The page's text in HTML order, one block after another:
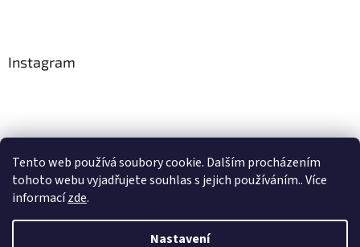
Tento web používá soubory cookie. Dalším procházením
tohoto webu vyjadřujete souhlas s jejich používáním.. Více
informacízde.
Nastavení
Instagram
Sledovat na Instagramu
Vytvořil Shoptet